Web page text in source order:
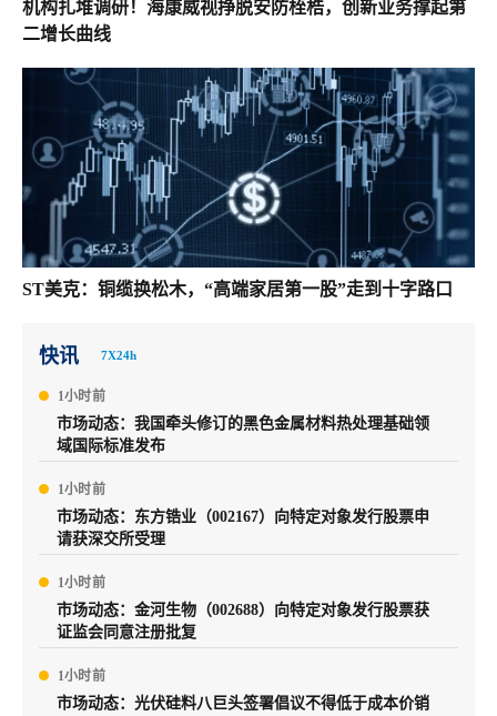
机构扎堆调研！海康威视挣脱安防桎梏，创新业务撑起第
二增长曲线
ST美克：铜缆换松木，“高端家居第一股”走到十字路口
快讯 7X24h
1小时前
市场动态：我国牵头修订的黑色金属材料热处理基础领
域国际标准发布
1小时前
市场动态：东方锆业（002167）向特定对象发行股票申
请获深交所受理
1小时前
市场动态：金河生物（002688）向特定对象发行股票获
证监会同意注册批复
1小时前
市场动态：光伏硅料八巨头签署倡议不得低于成本价销